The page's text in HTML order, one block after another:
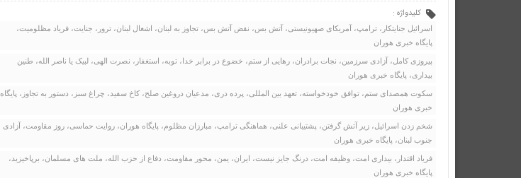
کلیدواژه :
اسرائیل جنایتکار، ترامپ، آمریکای صهیونیستی، آتش بس، نقض آتش بس، تجاوز به لبنان، اشغال لبنان، ترور، جنایت، فریاد مظلومیت،
پایگاه خبری هوران
پیروزی کامل، آزادی سرزمین، نجات برادران، رهایی از ستم، خضوع در برابر خدا، توبه، استغفار، نصرت الهی، لبیک یا ناصر الله، طنین
بیداری، پایگاه خبری هوران
سکوت همصدای ستم، توافق خودخواسته، تعهد بین المللی، پرده دری، مدعیان دروغین صلح، کاخ سفید، چراغ سبز، دستور به تجاوز، پایگاه
خبری هوران
شخم زدن اسرائیل، زیر آتش گرفتن، پشتیبانی علنی، هماهنگی ترامپ، مبارزان مظلوم، پایگاه هوران، روایت حماسی، روز مقاومت، آزادی
جنوب لبنان، پایگاه خبری هوران
فریاد اقتدار، بیداری امت، وظیفه امت، درنگ جایز نیست، ایران، یمن، محور مقاومت، دفاع از حزب الله، ملت های مسلمان، برپاخیزید،
پایگاه خبری هوران